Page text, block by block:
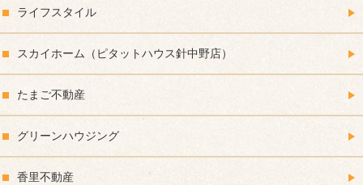
ライフスタイル
スカイホーム（ピタットハウス針中野店）
たまご不動産
グリーンハウジング
香里不動産